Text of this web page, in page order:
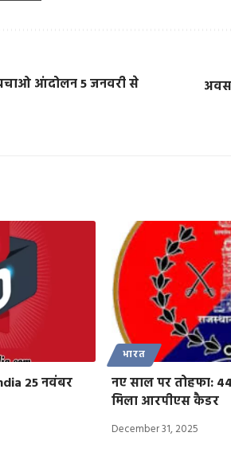
बचाओ आंदोलन 5 जनवरी से
25 नवंबर
भारत
नए साल पर तोहफा:
मिला आरपीएस कैडर
December 31, 2025